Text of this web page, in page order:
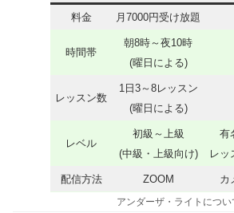
料金 月7000円受け放題
時間帯
朝8時～夜10時
(曜日による)
レッスン数
1日3～8レッスン
(曜日による)
レベル
初級～上級
(中級・上級向け)
有
レッ
配信方法 ZOOM カ
アンダーザ・ライトについ